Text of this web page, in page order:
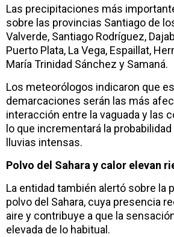
Las precipitaciones más
sobre las provincias Santiago de
Valverde, Santiago Rodríguez,
Puerto Plata, La Vega, Espaillat,
María Trinidad Sánchez y Samaná.
Los meteorólogos indicaron que
demarcaciones serán las más
interacción entre la vaguada y las
lo que incrementará la
lluvias intensas.
Polvo del Sahara y calor elevan
La entidad también alertó sobre la
polvo del Sahara, cuya presencia
aire y contribuye a que la
elevada de lo habitual.